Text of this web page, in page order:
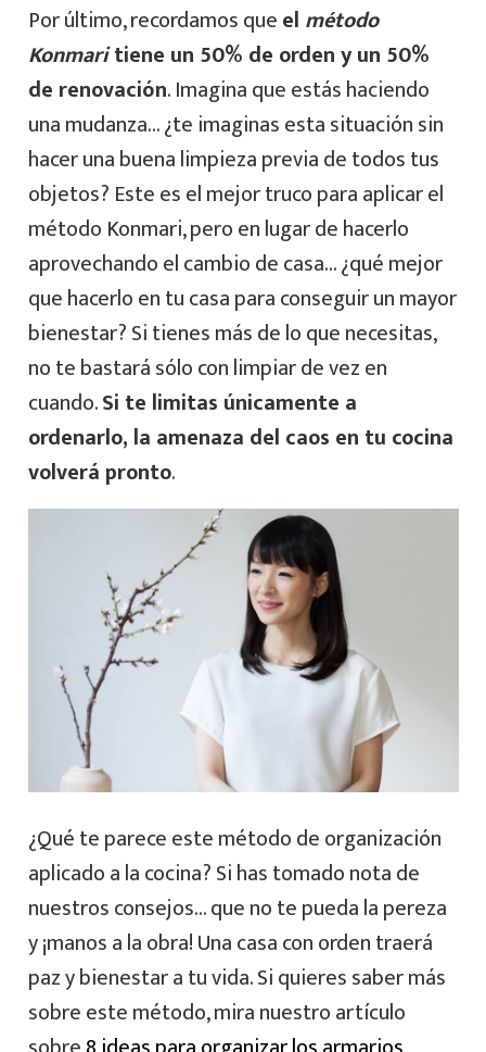
Por último, recordamos queel método
Konmaritiene un 50% de orden y un 50%
de renovación. Imagina que estás haciendo
una mudanza… ¿te imaginas esta situación sin
hacer una buena limpieza previa de todos tus
objetos? Este es el mejor truco para aplicar el
método Konmari, pero en lugar de hacerlo
aprovechando el cambio de casa… ¿qué mejor
que hacerlo en tu casa para conseguir un mayor
bienestar? Si tienes más de lo que necesitas,
no te bastará sólo con limpiar de vez en
cuando.Si te limitas únicamente a
ordenarlo, la amenaza del caos en tu cocina
volverá pronto.
¿Qué te parece este método de organización
aplicado a la cocina? Si has tomado nota de
nuestros consejos… que no te pueda la pereza
y ¡manos a la obra! Una casa con orden traerá
paz y bienestar a tu vida. Si quieres saber más
sobre este método, mira nuestro artículo